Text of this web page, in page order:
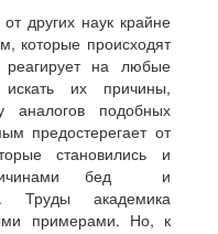
других наук крайне
которые происходят
на любые
их причины,
аналогов подобных
предостерегает от
становились и
бед и
Труды академика
примерами. Но, к